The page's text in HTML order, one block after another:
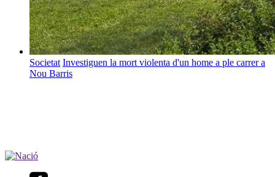
Societat Investiguen la mort violenta d'un home a ple carrer a
Nou Barris